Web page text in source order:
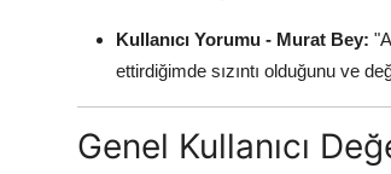
Kullanıcı Yorumu - Murat Bey:
ettirdiğimde sızıntı olduğunu ve
Genel Kullanıcı